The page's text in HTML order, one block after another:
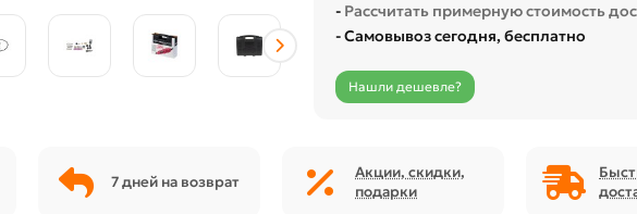
- Рассчитать примерную стоимость
- Самовывоз сегодня, бесплатно
Нашли дешевле?
7 дней на возврат
Акции, скидки,
подарки